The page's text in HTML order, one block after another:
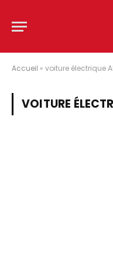
Accueil » voiture électrique
VOITURE